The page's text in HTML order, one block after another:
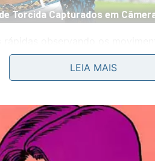
canalBStride DIY do YouTube:
LEIA MAIS